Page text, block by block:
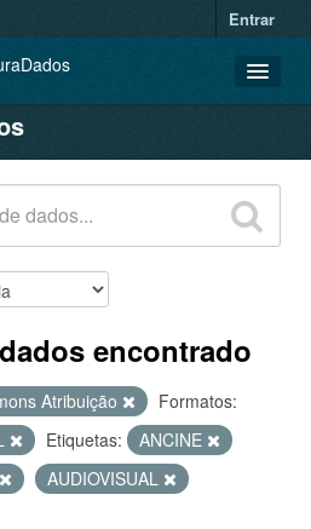
Entrar
encontrado
Atribuição
Formatos:
Etiquetas:
ANCINE
AUDIOVISUAL